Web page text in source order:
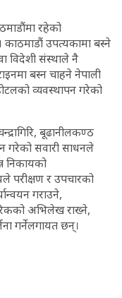
रहेको
काठमाडौं उपत्यकामा बस्ने
विदेशी संस्थाले नै
बस्न चाहने नेपाली
व्यवस्थापन गरेको
बूढानीलकण्ठ
गरेको सवारी साधनले
निकायको
परीक्षण र उपचारको
गराउने,
अभिलेख राख्ने,
गर्नेलगायत छन्।